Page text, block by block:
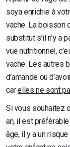
soya enrichie à
vache. La boisson
substitut s’il n’y a
vue nutritionnel,
vache. Les autres
d’amande ou
carelles ne sont
Si vous souhaitez
an, il est
âge, il y a un